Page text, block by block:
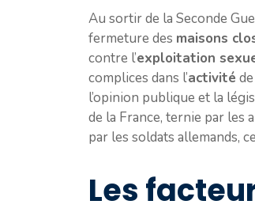
Au sortir de la Seconde
fermeture des maisons
contre l’exploitation
complices dans l’activité de
l’opinion publique et la
de la France, ternie par les
par les soldats allemands,
Les